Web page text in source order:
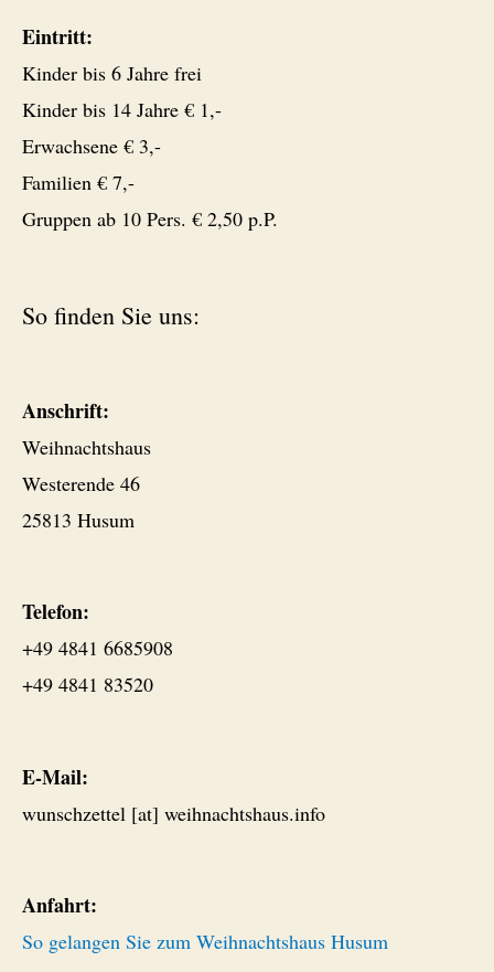
Eintritt:
Kinder bis 6 Jahre frei
Kinder bis 14 Jahre € 1,-
Erwachsene € 3,-
Familien € 7,-
Gruppen ab 10 Pers. € 2,50 p.P.
So finden Sie uns:
Anschrift:
Weihnachtshaus
Westerende 46
25813 Husum
Telefon:
+49 4841 6685908
+49 4841 83520
E-Mail:
wunschzettel [at] weihnachtshaus.info
Anfahrt:
So gelangen Sie zum Weihnachtshaus Husum